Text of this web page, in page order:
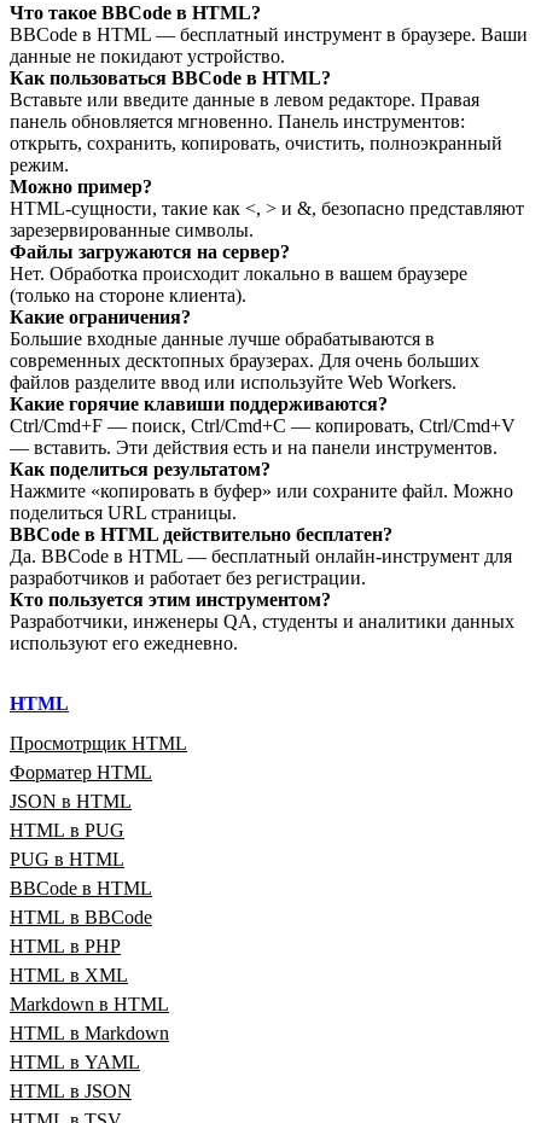
Что такое BBCode в HTML?
BBCode в HTML — бесплатный инструмент в браузере. Ваши
данные не покидают устройство.
Как пользоваться BBCode в HTML?
Вставьте или введите данные в левом редакторе. Правая
панель обновляется мгновенно. Панель инструментов:
открыть, сохранить, копировать, очистить, полноэкранный
режим.
Можно пример?
HTML‑сущности, такие как <, > и &, безопасно представляют
зарезервированные символы.
Файлы загружаются на сервер?
Нет. Обработка происходит локально в вашем браузере
(только на стороне клиента).
Какие ограничения?
Большие входные данные лучше обрабатываются в
современных десктопных браузерах. Для очень больших
файлов разделите ввод или используйте Web Workers.
Какие горячие клавиши поддерживаются?
Ctrl/Cmd+F — поиск, Ctrl/Cmd+C — копировать, Ctrl/Cmd+V
— вставить. Эти действия есть и на панели инструментов.
Как поделиться результатом?
Нажмите «копировать в буфер» или сохраните файл. Можно
поделиться URL страницы.
BBCode в HTML действительно бесплатен?
Да. BBCode в HTML — бесплатный онлайн‑инструмент для
разработчиков и работает без регистрации.
Кто пользуется этим инструментом?
Разработчики, инженеры QA, студенты и аналитики данных
используют его ежедневно.
HTML
Просмотрщик HTML
Форматер HTML
JSON в HTML
HTML в PUG
PUG в HTML
BBCode в HTML
HTML в BBCode
HTML в PHP
HTML в XML
Markdown в HTML
HTML в Markdown
HTML в YAML
HTML в JSON